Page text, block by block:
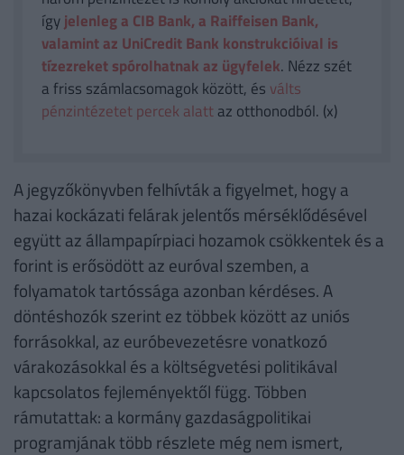
ígyjelenleg a CIB Bank, a Raiffeisen Bank,
valamint az UniCredit Bank konstrukcióival is
tízezreket spórolhatnak az ügyfelek. Nézz szét
a friss számlacsomagok között, és válts
pénzintézetet percek alattaz otthonodból. (x)
A jegyzőkönyvben felhívták a figyelmet, hogy a
hazai kockázati felárak jelentős mérséklődésével
együtt az állampapírpiaci hozamok csökkentek és a
forint is erősödött az euróval szemben, a
folyamatok tartóssága azonban kérdéses. A
döntéshozók szerint ez többek között az uniós
forrásokkal, az euróbevezetésre vonatkozó
várakozásokkal és a költségvetési politikával
kapcsolatos fejleményektől függ. Többen
rámutattak: a kormány gazdaságpolitikai
programjának több részlete még nem ismert,